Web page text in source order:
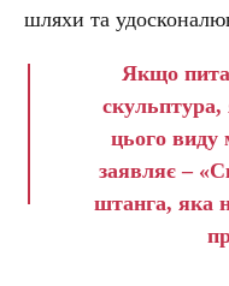
шляхи та
Якщо
цього виду
заявляє –
штанга, яка